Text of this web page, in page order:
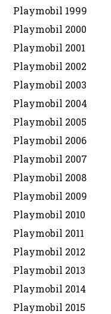
Playmobil 1999
Playmobil 2000
Playmobil 2001
Playmobil 2002
Playmobil 2003
Playmobil 2004
Playmobil 2005
Playmobil 2006
Playmobil 2007
Playmobil 2008
Playmobil 2009
Playmobil 2010
Playmobil 2011
Playmobil 2012
Playmobil 2013
Playmobil 2014
Playmobil 2015